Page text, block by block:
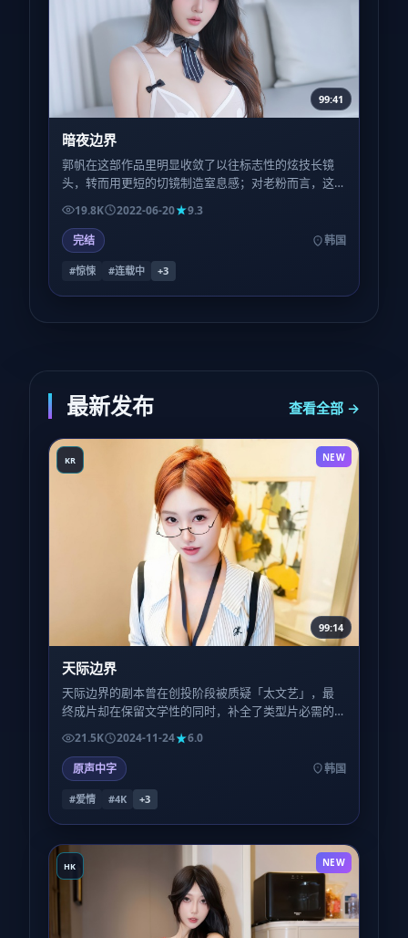
99:41
暗夜边界
郭帆在这部作品里明显收敛了以往标志性的炫技长镜
头，转而用更短的切镜制造窒息感；对老粉而言，这
是一种陌生却诚实的自我修订。
19.8K 2022-06-20
9.3
完结
韩国
#惊悚 #连载中 +3
最新发布 查看全部 →
KR NEW
99:14
天际边界
天际边界的剧本曾在创投阶段被质疑「太文艺」，最
终成片却在保留文学性的同时，补全了类型片必需的
钩子与节奏，这种平衡并不容易。
21.5K 2024-11-24
6.0
原声中字
韩国
#爱情 #4K +3
HK NEW